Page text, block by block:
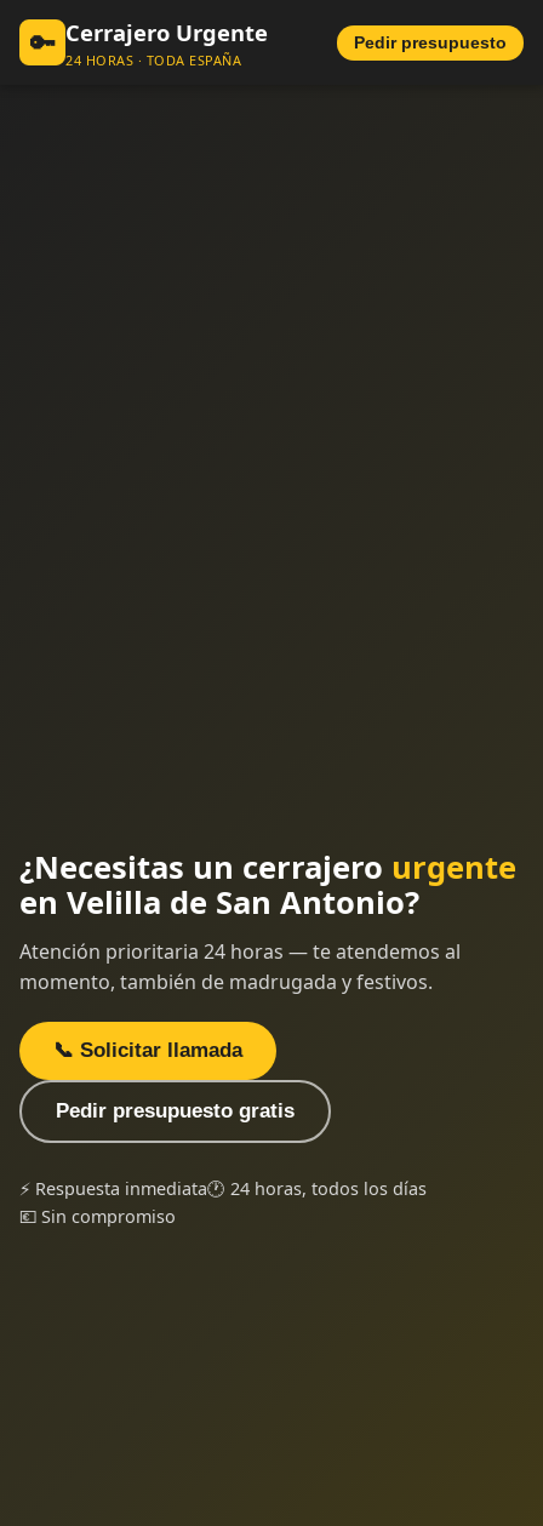
🔑 Cerrajero Urgente
24 HORAS · TODA ESPAÑA
Pedir presupuesto
¿Necesitas un cerrajero urgente
en Velilla de San Antonio?
Atención prioritaria 24 horas — te atendemos al
momento, también de madrugada y festivos.
📞 Solicitar llamada
Pedir presupuesto gratis
⚡ Respuesta inmediata🕐 24 horas, todos los días
💶 Sin compromiso